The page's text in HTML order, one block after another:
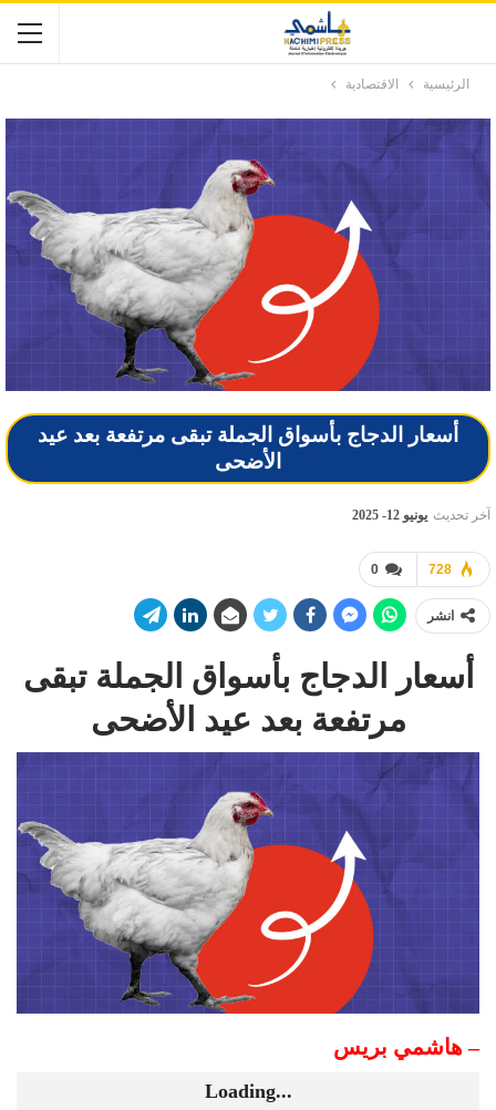
الرئيسية الاقتصادية
أسعار الدجاج بأسواق الجملة تبقى مرتفعة بعد عيد
الأضحى
آخر تحديث يونيو 12- 2025
0 728
انشر
أسعار الدجاج بأسواق الجملة تبقى
مرتفعة بعد عيد الأضحى
– هاشمي بريس
Loading...